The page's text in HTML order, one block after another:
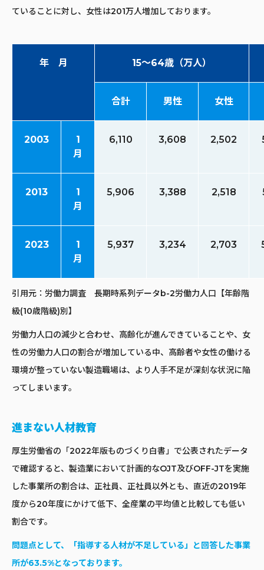
ていることに対し、女性は201万人増加しております。
年 月 15～64歳（万人）
合計 男性 女性
2003
1
月
6,110 3,608 2,502
2013
1
月
5,906 3,388 2,518
2023
1
月
5,937 3,234 2,703
引用元： 労働力調査 長期時系列データb-2労働力人口【年齢階
級(10歳階級)別】
労働力人口の減少と合わせ、高齢化が進んできていることや、女
性の労働力人口の割合が増加している中、高齢者や女性の働ける
環境が整っていない製造職場は、より人手不足が深刻な状況に陥
ってしまいます。
進まない人材教育
厚生労働省の「2022年版ものづくり白書」で公表されたデータ
で確認すると、製造業において計画的なOJT及びOFF-JTを実施
した事業所の割合は、正社員、正社員以外とも、直近の2019年
度から20年度にかけて低下、全産業の平均値と比較しても低い
割合です。
問題点として、「指導する人材が不足している」と回答した事業
所が63.5%となっております。